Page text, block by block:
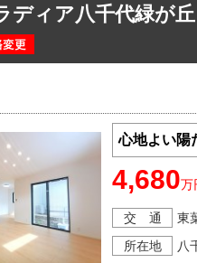
ディア八千代緑が
心地よい陽
4,680万
交 通 東
所在地
八
新築一戸建
ンション
内房
内房
内房
ア
アの新築一戸建
の中古一戸建
のマンション
アの土地